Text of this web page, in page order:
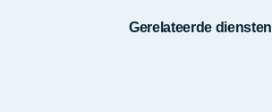
Gerelateerde diensten